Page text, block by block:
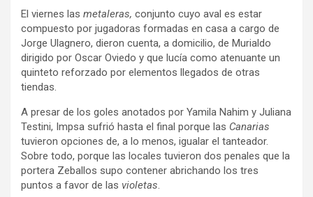
El viernes las metaleras, conjunto cuyo aval es estar
compuesto por jugadoras formadas en casa a cargo de
Jorge Ulagnero, dieron cuenta, a domicilio, de Murialdo
dirigido por Oscar Oviedo y que lucía como atenuante un
quinteto reforzado por elementos llegados de otras
tiendas.
A presar de los goles anotados por Yamila Nahim y Juliana
Testini, Impsa sufrió hasta el final porque las Canarias
tuvieron opciones de, a lo menos, igualar el tanteador.
Sobre todo, porque las locales tuvieron dos penales que la
portera Zeballos supo contener abrichando los tres
puntos a favor de las violetas